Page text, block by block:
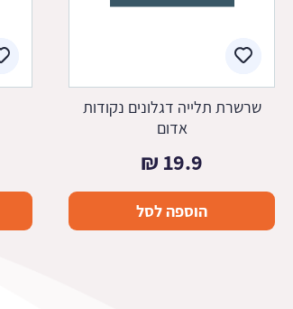
שרשרת תלייה דגלונים נקודות
אדום
19.9
₪
הוספה לסל